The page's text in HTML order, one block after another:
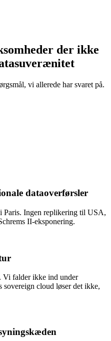
der ikke
vi allerede har svaret på.
dataoverførsler
Paris. Ingen replikering til USA,
II-eksponering.
Vi falder ikke ind under
cloud løser det ikke,